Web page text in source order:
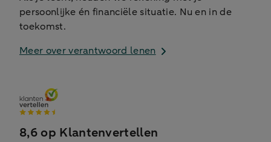
persoonlijke én financiële situatie. Nu en in de
toekomst.
Meer over verantwoord lenen
8,6 op Klantenvertellen